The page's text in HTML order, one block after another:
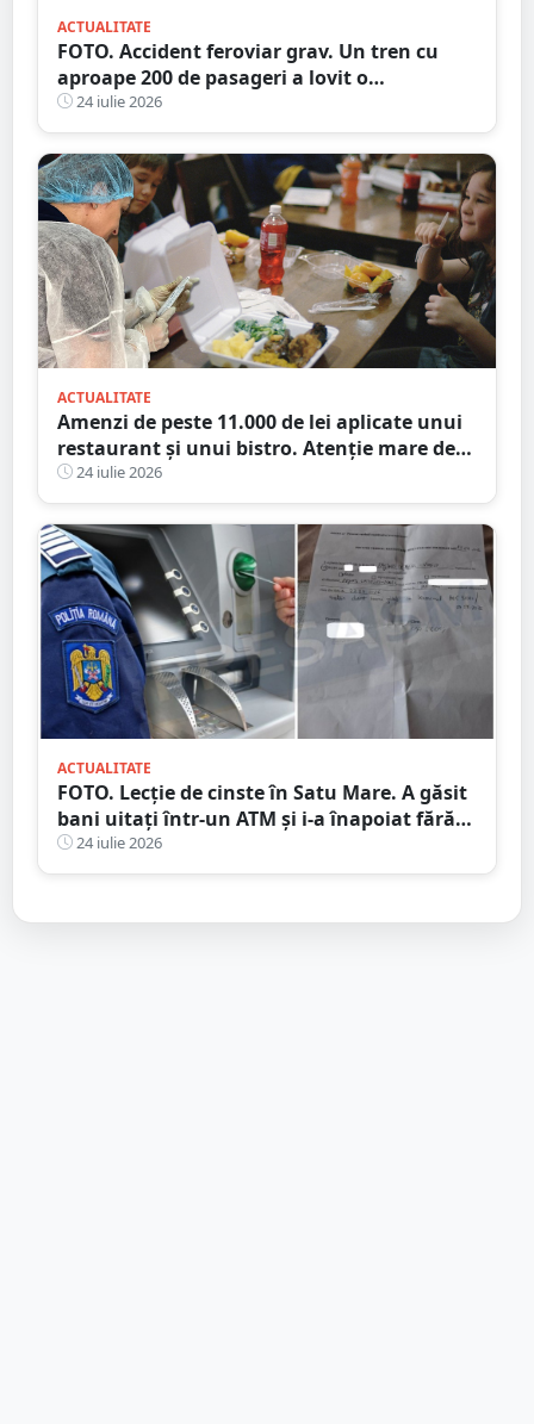
ACTUALITATE
FOTO. Accident feroviar grav. Un tren cu
aproape 200 de pasageri a lovit o
autocisternă, care a luat foc
24 iulie 2026
ACTUALITATE
Amenzi de peste 11.000 de lei aplicate unui
restaurant și unui bistro. Atenție mare de
unde mâncați
24 iulie 2026
ACTUALITATE
FOTO. Lecție de cinste în Satu Mare. A găsit
bani uitați într-un ATM și i-a înapoiat fără
să stea pe gânduri
24 iulie 2026